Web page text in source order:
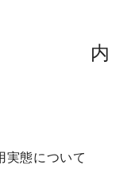
実態について